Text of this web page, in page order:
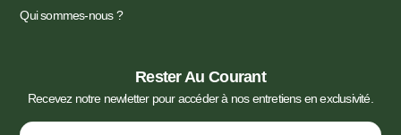
Qui sommes-nous ?
Rester Au Courant
Recevez notre newletter pour accéder à nos entretiens en exclusivité.